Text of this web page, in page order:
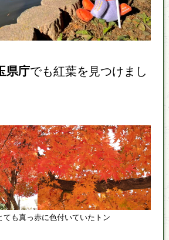
県庁でも紅葉を見つけまし
ても真っ赤に色付いていたトン